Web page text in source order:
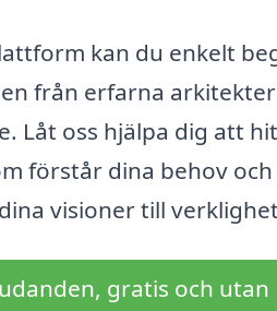
kan du enkelt
från erfarna
Låt oss hjälpa dig att
förstår dina behov och
visioner till
gratis och utan